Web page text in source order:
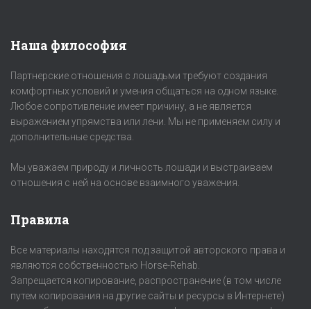
Наша философия
Партнерские отношения с лошадьми требуют создания
комфортных условий и умения общаться на одном языке.
Любое сопротивление имеет причину, а не является
выражением упрямства или лени. Мы не применяем силу и
дополнительные средства.
Мы уважаем природу и личность лошади и выстраиваем
отношения с ней на основе взаимного уважения.
Правила
Все материалы находятся под защитой авторского права и
являются собственностью Horse-Rehab.
Запрещается копирование, распространение (в том числе
путем копирования на другие сайты и ресурсы в Интернете)